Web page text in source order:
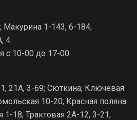
1-143, 6-184;
4.
с 10-00 до 17-00
21А, 3-69; Сюткина; Ключевая
10-20; Красная поляна
18; Трактовая 2А-12, 3-21;